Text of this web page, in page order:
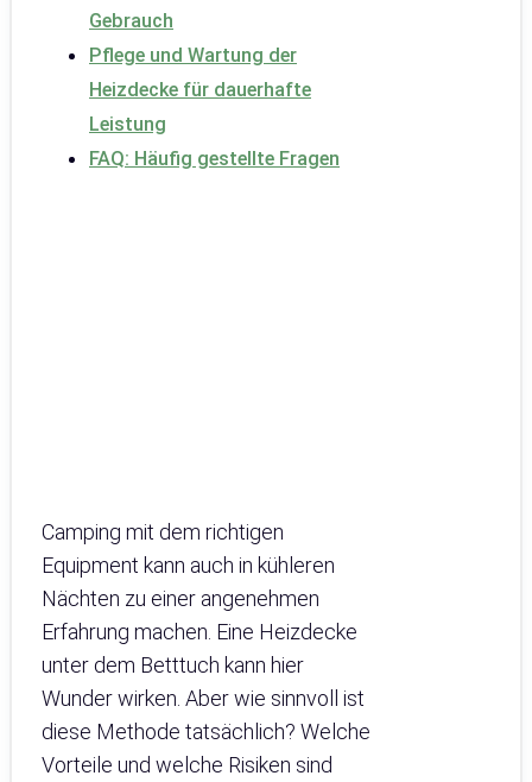
Gebrauch
Pflege und Wartung der
Heizdecke für dauerhafte
Leistung
FAQ: Häufig gestellte Fragen
Camping mit dem richtigen
Equipment kann auch in kühleren
Nächten zu einer angenehmen
Erfahrung machen. Eine Heizdecke
unter dem Betttuch kann hier
Wunder wirken. Aber wie sinnvoll ist
diese Methode tatsächlich? Welche
Vorteile und welche Risiken sind